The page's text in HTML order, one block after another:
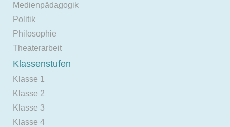
Medienpädagogik
Politik
Philosophie
Theaterarbeit
Klassenstufen
Klasse 1
Klasse 2
Klasse 3
Klasse 4